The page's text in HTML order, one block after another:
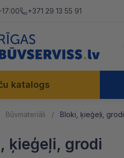
+371 29 13 55 91
katalogs
Būvmateriāli Bloki, ķieģeļi, grodi
ķieģeļi, grodi